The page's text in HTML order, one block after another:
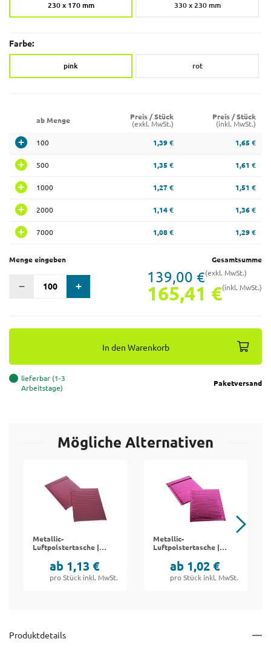
230 x 170 mm 330 x 230 mm
Farbe:
pink rot
ab Menge
Preis / Stück
(exkl. MwSt.)
Preis / Stück
(inkl. MwSt.)
100 1,39 € 1,65 €
500 1,35 € 1,61 €
1000 1,27 € 1,51 €
2000 1,14 € 1,36 €
7000 1,08 € 1,29 €
Menge eingeben Gesamtsumme
139,00 €(exkl. MwSt.)
165,41 €(inkl. MwSt.)
In den Warenkorb
lieferbar (1-3
Arbeitstage)
Paketversand
Mögliche Alternativen
Metallic-
Luftpolstertasche |
ab 1,13 €
pro Stück inkl. MwSt.
Metallic-
Luftpolstertasche |
ab 1,02 €
pro Stück inkl. MwSt.
Produktdetails